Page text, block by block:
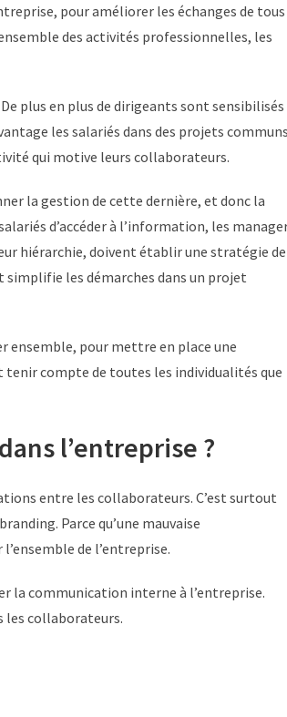
pour améliorer les échanges de tous
des activités professionnelles, les
plus en plus de dirigeants sont sensibilisés
les salariés dans des projets
qui motive leurs collaborateurs.
la gestion de cette dernière, et donc la
d’accéder à l’information, les
hiérarchie, doivent établir une stratégie de
les démarches dans un projet
ensemble, pour mettre en place une
compte de toutes les individualités que
l’entreprise ?
entre les collaborateurs. C’est surtout
Parce qu’une mauvaise
de l’entreprise.
la communication interne à l’entreprise.
les collaborateurs.